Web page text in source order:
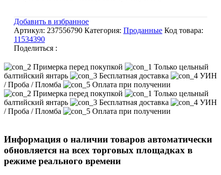
Добавить в избранное
Артикул: 237556790 Категория: Проданные Код товара:
11534390
Поделиться :
Примерка перед покупкой
Только цельный
балтийский янтарь
Бесплатная доставка
УИН
/ Проба / Пломба
Оплата при получении
Примерка перед покупкой
Только цельный
балтийский янтарь
Бесплатная доставка
УИН
/ Проба / Пломба
Оплата при получении
Информация о наличии товаров автоматически
обновляется на всех торговых площадках в
режиме реального времени